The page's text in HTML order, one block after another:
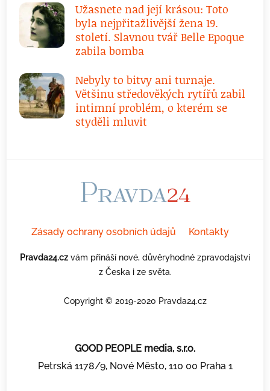
Užasnete nad její krásou: Toto
byla nejpřitažlivější žena 19.
století. Slavnou tvář Belle Epoque
zabila bomba
Nebyly to bitvy ani turnaje.
Většinu středověkých rytířů zabil
intimní problém, o kterém se
styděli mluvit
Zásady ochrany osobních údajů Kontakty
Pravda24.cz vám přináší nové, důvěryhodné zpravodajství
z Česka i ze světa.
Copyright © 2019-2020 Pravda24.cz
GOOD PEOPLE media, s.r.o.
Petrská 1178/9, Nové Město, 110 00 Praha 1